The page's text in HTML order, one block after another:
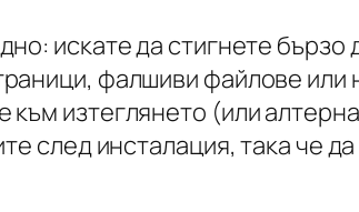
искате да стигнете
фалшиви файлове
изтеглянето (или
след инсталация, така че